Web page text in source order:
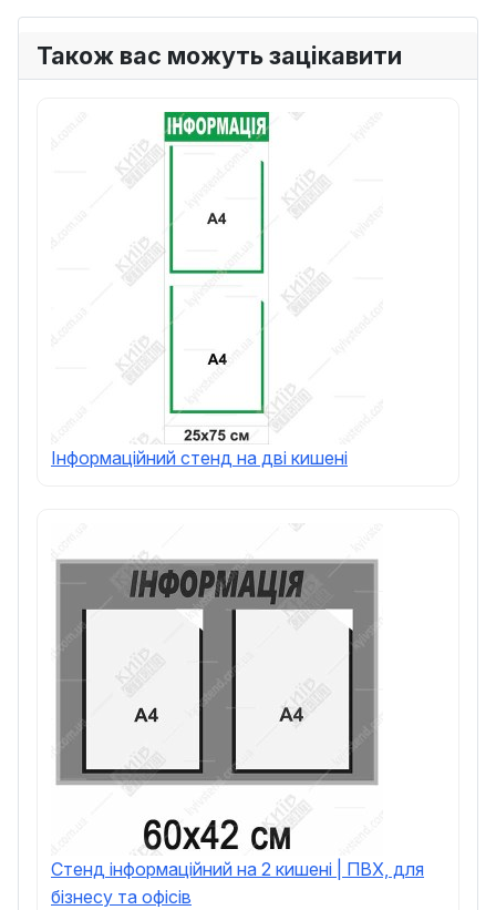
Також вас можуть зацікавити
Інформаційний стенд на дві кишені
Стенд інформаційний на 2 кишені | ПВХ, для
бізнесу та офісів